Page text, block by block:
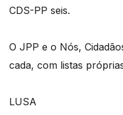
CDS-PP seis.
O JPP e o Nós,
cada, com listas
LUSA